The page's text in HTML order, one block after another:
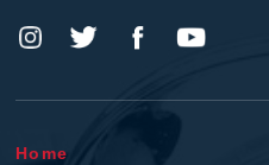
Home